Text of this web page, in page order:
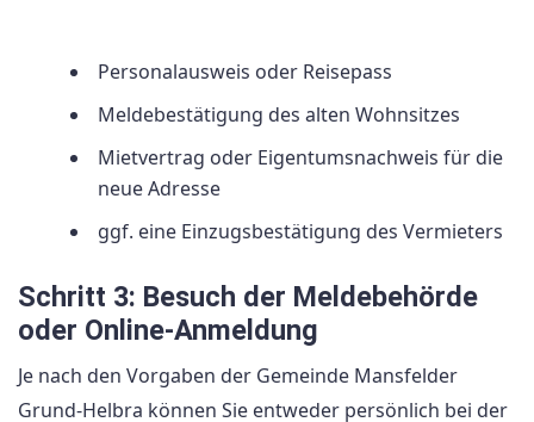
Personalausweis oder Reisepass
Meldebestätigung des alten Wohnsitzes
Mietvertrag oder Eigentumsnachweis für die
neue Adresse
ggf. eine Einzugsbestätigung des Vermieters
Schritt 3: Besuch der Meldebehörde
oder Online-Anmeldung
Je nach den Vorgaben der Gemeinde Mansfelder
Grund-Helbra können Sie entweder persönlich bei der